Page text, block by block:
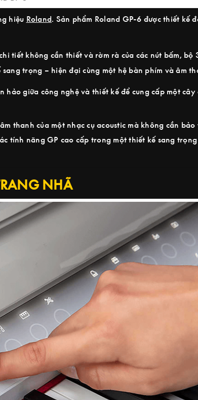
hiệu Roland . Sản phẩm Roland GP-6 được thiết kế
tiết không cần thiết và rờm rà của các nút bấm, bộ
trọng – hiện đại cùng một hệ bàn phím và âm
giữa công nghệ và thiết kế để cung cấp một
thanh của một nhạc cụ acoustic mà không cần
tính năng GP cao cấp trong một thiết kế sang
NHÃ